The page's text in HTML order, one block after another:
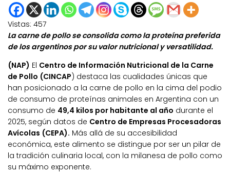
Vistas: 457
La carne de pollo se consolida como la proteína preferida
de los argentinos por su valor nutricional y versatilidad.
(NAP) El Centro de Información Nutricional de la Carne
de Pollo (CINCAP) destaca las cualidades únicas que
han posicionado a la carne de pollo en la cima del podio
de consumo de proteínas animales en Argentina con un
consumo de 49,4 kilos por habitante al año durante el
2025, según datos de Centro de Empresas Procesadoras
Avícolas (CEPA). Más allá de su accesibilidad
económica, este alimento se distingue por ser un pilar de
la tradición culinaria local, con la milanesa de pollo como
su máximo exponente.